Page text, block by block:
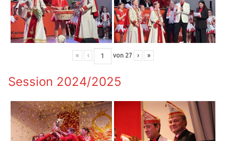
« ‹ von 27 › »
Session 2024/2025